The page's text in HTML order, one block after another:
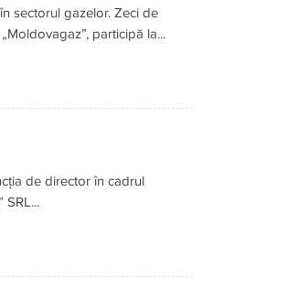
sectorul gazelor. Zeci de
participă la...
de director în cadrul
SRL...